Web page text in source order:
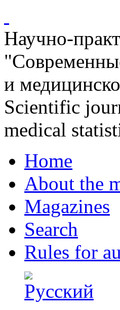
Научно-
и
Scientific
medical
Home
About the
Magazines
Search
Rules for